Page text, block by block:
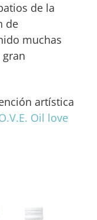
de la
de
muchas
artística
Oil love